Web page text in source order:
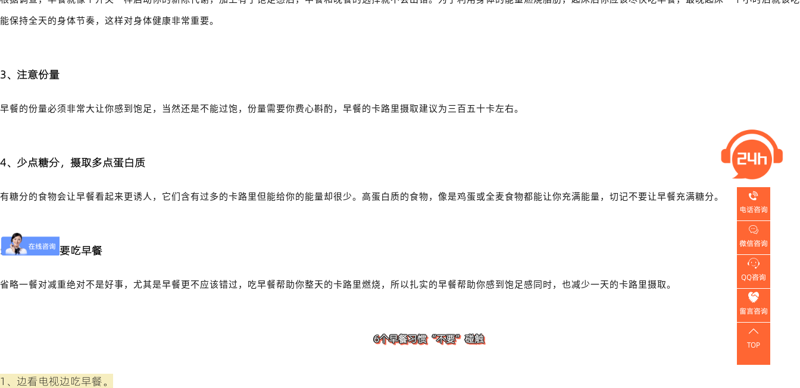
能保持全天的身体节奏，这样对身体健康非常重要。
3、注意份量
早餐的份量必须非常大让你感到饱足，当然还是不能过饱，份量需要你费心斟酌，早餐的卡路里摄取建议为三百五十卡左右。
4、少点糖分，摄取多点蛋白质
有糖分的食物会让早餐看起来更诱人，它们含有过多的卡路里但能给你的能量却很少。高蛋白质的食物，像是鸡蛋或全麦食物都能让你充满能量，切记不要让早餐充满糖分。
5、记得一定要吃早餐
省略一餐对减重绝对不是好事，尤其是早餐更不应该错过，吃早餐帮助你整天的卡路里燃烧，所以扎实的早餐帮助你感到饱足感同时，也减少一天的卡路里摄取。
6个早餐习惯“不要”碰触
1、边看电视边吃早餐。

电话咨询

微信咨询

QQ咨询

留言咨询

TOP